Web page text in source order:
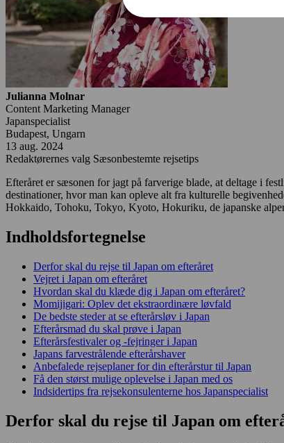
Julianna Molnar
Content Marketing Manager
Japanspecialist
Budapest, Ungarn
13 aug. 2024
Redaktørernes valg Sæsonbestemte rejsetips
Efteråret er sæsonen for jagt på farverige blade, at deltage i
destinationer, hvor man kan opleve alt fra kulturelle
Hokkaido, Tohoku, Tokyo, Kyoto, Hokuriku, de japanske
Indholdsfortegnelse
Derfor skal du rejse til Japan om efteråret
Vejret i Japan om efteråret
Hvordan skal du klæde dig i Japan om efteråret?
Momijigari: Oplev det ekstraordinære løvfald
De bedste steder at se efterårsløv i Japan
Efterårsmad du skal prøve i Japan
Efterårsfestivaler og -fejringer i Japan
Japans farvestrålende efterårshaver
Anbefalede rejseplaner for din efterårstur til Japan
Få den størst mulige oplevelse i Japan med os
Indsidertips fra rejsekonsulenterne hos Japanspecialist
Derfor skal du rejse til Japan om